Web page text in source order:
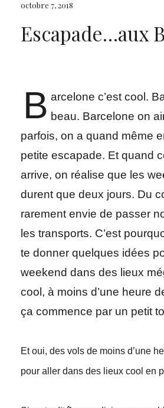
octobre 7, 2018
Escapade…aux
B arcelone c’est cool.
beau. Barcelone on
parfois, on a quand même
petite escapade. Et quand
arrive, on réalise que les
durent que deux jours. Du
rarement envie de passer
les transports. C’est
te donner quelques idées
weekend dans des lieux
cool, à moins d’une heure
ça commence par un petit
Et oui, des vols de moins d’une
pour aller dans des lieux cool en